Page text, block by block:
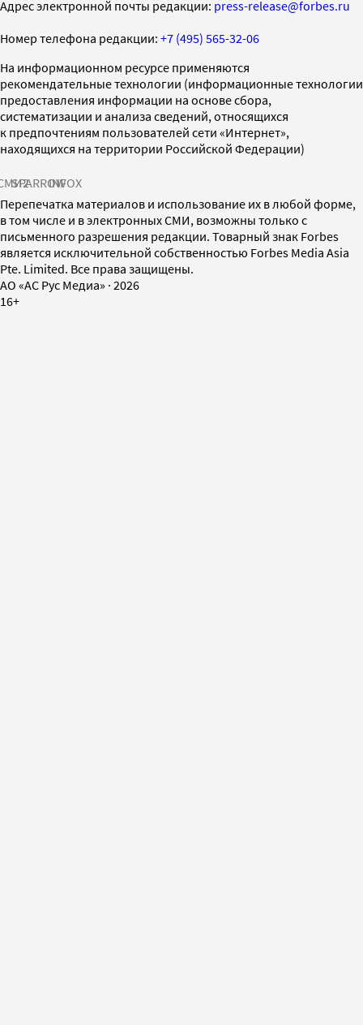
Адрес электронной почты редакции: press-release@forbes.ru
Номер телефона редакции: +7 (495) 565-32-06
На информационном ресурсе применяются
рекомендательные технологии (информационные технологии
предоставления информации на основе сбора,
систематизации и анализа сведений, относящихся
к предпочтениям пользователей сети «Интернет»,
находящихся на территории Российской Федерации)
SPARROWINFOX
Перепечатка материалов и использование их в любой форме,
в том числе и в электронных СМИ, возможны только с
письменного разрешения редакции. Товарный знак Forbes
является исключительной собственностью Forbes Media Asia
Pte. Limited. Все права защищены.
AO «АС Рус Медиа» · 2026
16+